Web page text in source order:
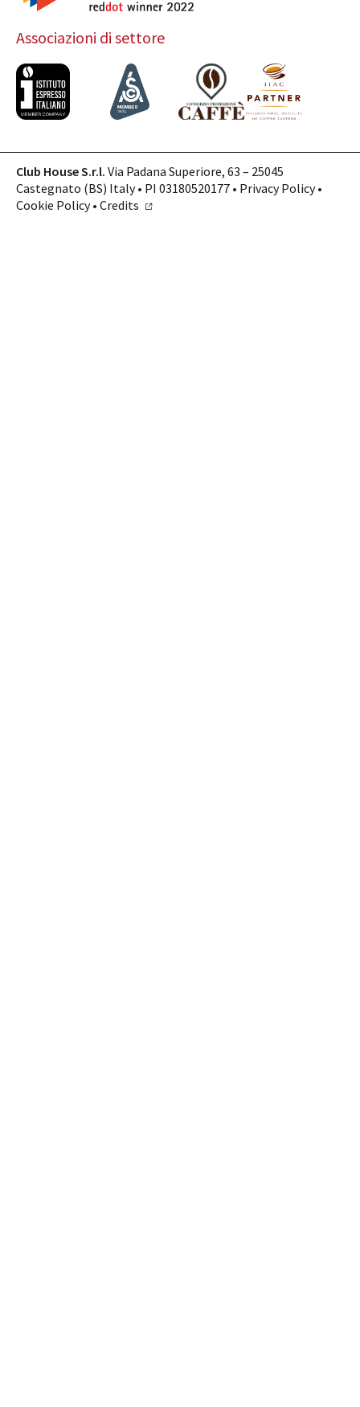
Associazioni di settore
Club House S.r.l. Via Padana Superiore, 63 – 25045
Castegnato (BS) Italy • PI 03180520177 • Privacy Policy•
Cookie Policy• Credits